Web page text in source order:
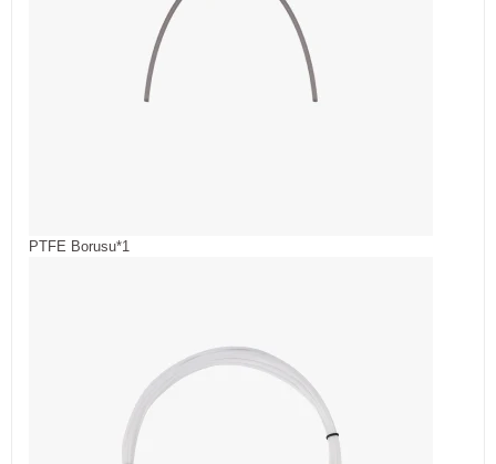
PTFE Borusu*1